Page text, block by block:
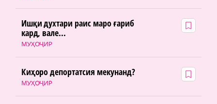
МУҲОҶИР
Ишқи духтари раис маро ғариб
кард, вале...
МУҲОҶИР
Киҳоро депортатсия мекунанд?